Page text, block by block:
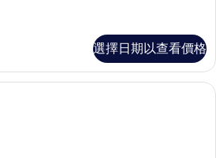
選擇日期以查看價格